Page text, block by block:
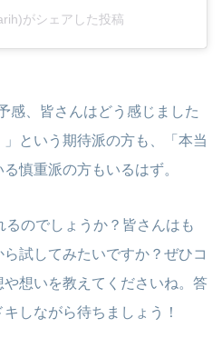
がシェアした投稿
感、皆さんはどう感じました
という期待派の方も、「本当
慎重派の方もいるはず。
のでしょうか？皆さんはも
試してみたいですか？ぜひコ
や想いを教えてくださいね。答
しながら待ちましょう！